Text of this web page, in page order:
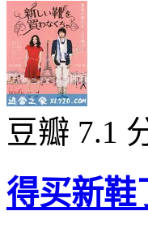
豆瓣 7.1
得买新鞋